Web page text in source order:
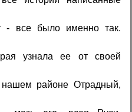
- все было именно так.
узнала ее от своей
районе Отрадный,